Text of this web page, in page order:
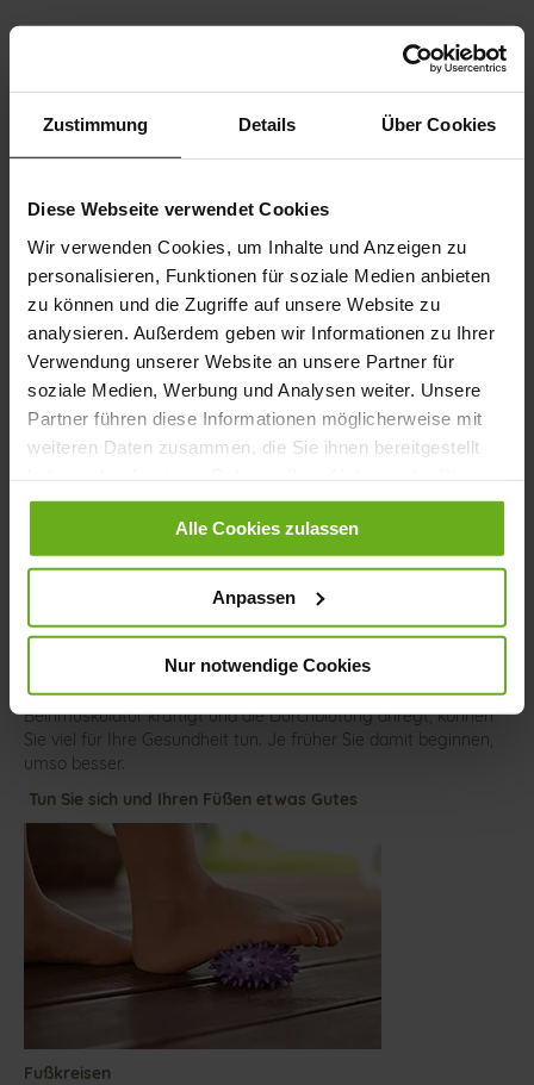
Zustimmung Details Über Cookies
Diese Webseite verwendet Cookies
Wir verwenden Cookies, um Inhalte und Anzeigen zu
personalisieren, Funktionen für soziale Medien anbieten
zu können und die Zugriffe auf unsere Website zu
analysieren. Außerdem geben wir Informationen zu Ihrer
Verwendung unserer Website an unsere Partner für
soziale Medien, Werbung und Analysen weiter. Unsere
Partner führen diese Informationen möglicherweise mit
weiteren Daten zusammen, die Sie ihnen bereitgestellt
gesammelt haben.
Alle Cookies zulassen
Anpassen
Nur notwendige Cookies
Eine professionelle Fußpflege oder Fußreflexzonenmassage
ausgebildeten Fußpflegern überlassen. Dann werden Sie
auswirken.
Füße werden nicht von heute auf morgen deformiert. Der
Prozess vollzieht sich langsam – aber stetig. Mit gezielter,
regelmäßiger Fußgymnastik, die die Fußwölbungen stärkt, die
Beinmuskulatur kräftigt und die Durchblutung anregt, können
Sie viel für Ihre Gesundheit tun. Je früher Sie damit beginnen,
umso besser.
Tun Sie sich und Ihren Füßen etwas Gutes
Fußkreisen